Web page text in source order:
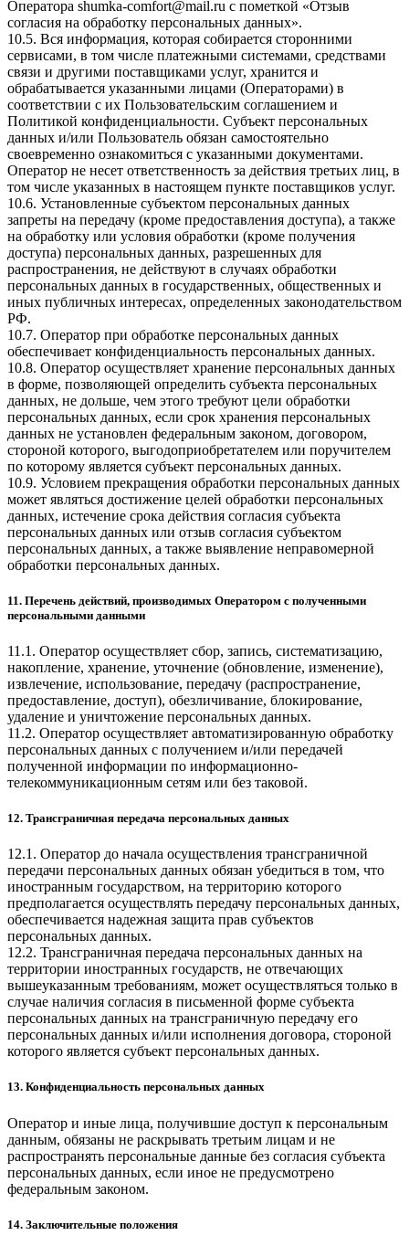
Оператора shumka-comfort@mail.ru с пометкой «Отзыв
согласия на обработку персональных данных».
10.5. Вся информация, которая собирается сторонними
сервисами, в том числе платежными системами, средствами
связи и другими поставщиками услуг, хранится и
обрабатывается указанными лицами (Операторами) в
соответствии с их Пользовательским соглашением и
Политикой конфиденциальности. Субъект персональных
данных и/или Пользователь обязан самостоятельно
своевременно ознакомиться с указанными документами.
Оператор не несет ответственность за действия третьих лиц, в
том числе указанных в настоящем пункте поставщиков услуг.
10.6. Установленные субъектом персональных данных
запреты на передачу (кроме предоставления доступа), а также
на обработку или условия обработки (кроме получения
доступа) персональных данных, разрешенных для
распространения, не действуют в случаях обработки
персональных данных в государственных, общественных и
иных публичных интересах, определенных законодательством
РФ.
10.7. Оператор при обработке персональных данных
обеспечивает конфиденциальность персональных данных.
10.8. Оператор осуществляет хранение персональных данных
в форме, позволяющей определить субъекта персональных
данных, не дольше, чем этого требуют цели обработки
персональных данных, если срок хранения персональных
данных не установлен федеральным законом, договором,
стороной которого, выгодоприобретателем или поручителем
по которому является субъект персональных данных.
10.9. Условием прекращения обработки персональных данных
может являться достижение целей обработки персональных
данных, истечение срока действия согласия субъекта
персональных данных или отзыв согласия субъектом
персональных данных, а также выявление неправомерной
обработки персональных данных.
11. Перечень действий, производимых Оператором с полученными
персональными данными
11.1. Оператор осуществляет сбор, запись, систематизацию,
накопление, хранение, уточнение (обновление, изменение),
извлечение, использование, передачу (распространение,
предоставление, доступ), обезличивание, блокирование,
удаление и уничтожение персональных данных.
11.2. Оператор осуществляет автоматизированную обработку
персональных данных с получением и/или передачей
полученной информации по информационно-
телекоммуникационным сетям или без таковой.
12. Трансграничная передача персональных данных
12.1. Оператор до начала осуществления трансграничной
передачи персональных данных обязан убедиться в том, что
иностранным государством, на территорию которого
предполагается осуществлять передачу персональных данных,
обеспечивается надежная защита прав субъектов
персональных данных.
12.2. Трансграничная передача персональных данных на
территории иностранных государств, не отвечающих
вышеуказанным требованиям, может осуществляться только в
случае наличия согласия в письменной форме субъекта
персональных данных на трансграничную передачу его
персональных данных и/или исполнения договора, стороной
которого является субъект персональных данных.
13. Конфиденциальность персональных данных
Оператор и иные лица, получившие доступ к персональным
данным, обязаны не раскрывать третьим лицам и не
распространять персональные данные без согласия субъекта
персональных данных, если иное не предусмотрено
федеральным законом.
14. Заключительные положения